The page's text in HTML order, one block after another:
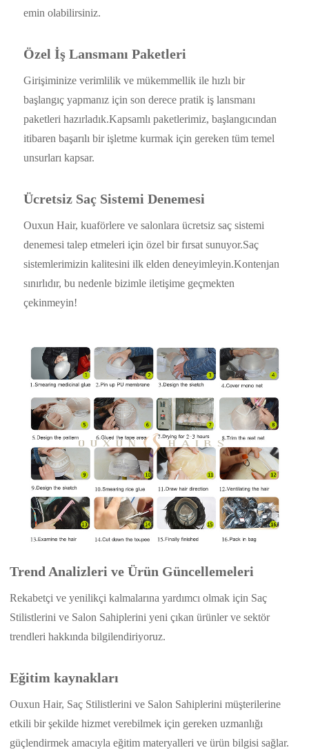
emin olabilirsiniz.
Özel İş Lansmanı Paketleri
Girişiminize verimlilik ve mükemmellik ile hızlı bir
başlangıç ​​yapmanız için son derece pratik iş lansmanı
paketleri hazırladık.Kapsamlı paketlerimiz, başlangıcından
itibaren başarılı bir işletme kurmak için gereken tüm temel
unsurları kapsar.
Ücretsiz Saç Sistemi Denemesi
Ouxun Hair, kuaförlere ve salonlara ücretsiz saç sistemi
denemesi talep etmeleri için özel bir fırsat sunuyor.Saç
sistemlerimizin kalitesini ilk elden deneyimleyin.Kontenjan
sınırlıdır, bu nedenle bizimle iletişime geçmekten
çekinmeyin!
Trend Analizleri ve Ürün Güncellemeleri
Rekabetçi ve yenilikçi kalmalarına yardımcı olmak için Saç
Stilistlerini ve Salon Sahiplerini yeni çıkan ürünler ve sektör
trendleri hakkında bilgilendiriyoruz.
Eğitim kaynakları
Ouxun Hair, Saç Stilistlerini ve Salon Sahiplerini müşterilerine
etkili bir şekilde hizmet verebilmek için gereken uzmanlığı
güçlendirmek amacıyla eğitim materyalleri ve ürün bilgisi sağlar.